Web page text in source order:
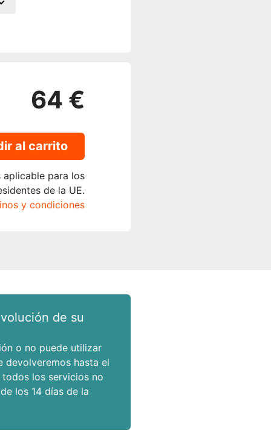
64 €
al carrito
aplicable para los
de la UE.
y condiciones
de su
o no puede utilizar
devolveremos hasta el
los servicios no
los 14 días de la